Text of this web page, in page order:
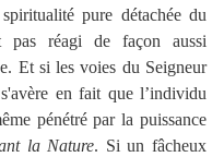
pure détachée du
pas réagi de façon aussi
Et si les voies du Seigneur
en fait que l’individu
pénétré par la puissance
la Nature. Si un fâcheux